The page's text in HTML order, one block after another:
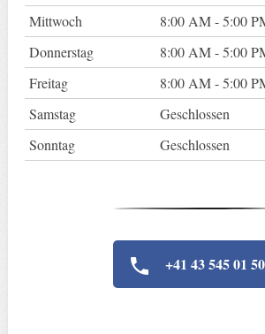
Mittwoch
8:00 AM - 5:00
Donnerstag
8:00 AM - 5:00
Freitag
8:00 AM - 5:00
Samstag
Geschlossen
Sonntag
Geschlossen
+41 43 545 01 50